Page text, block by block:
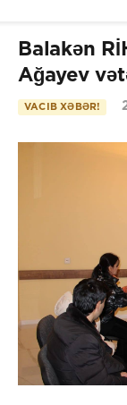
Balakən
Ağayev
VACIB XƏBƏR!